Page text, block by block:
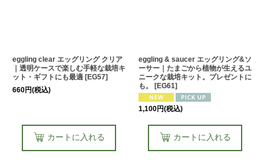
eggling clear エッグリング クリア
｜透明ケースで楽しむ手軽な栽培キ
ット・ギフトにも最適 [EG57]
660円(税込)
カートに入れる
eggling & saucer エッグリング&ソ
ーサー｜たまごから植物が生えるユ
ニークな栽培キット。プレゼントに
も。
[EG61]
1,100円(税込)
カートに入れる